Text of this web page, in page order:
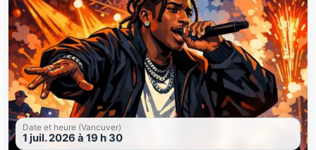
Date et heure (Vancuver)
1 juil. 2026 à 19 h 30